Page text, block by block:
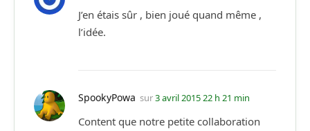
J’en étais sûr , bien joué quand même ,
l’idée.
SpookyPowa sur3 avril 2015 22 h 21 min
Content que notre petite collaboration